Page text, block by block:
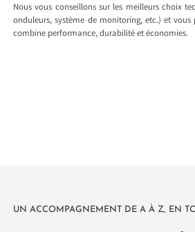
Nous vous conseillons sur les meilleurs choix
onduleurs, système de monitoring, etc.) et
combine performance, durabilité et économies.
UN ACCOMPAGNEMENT DE A À Z, EN